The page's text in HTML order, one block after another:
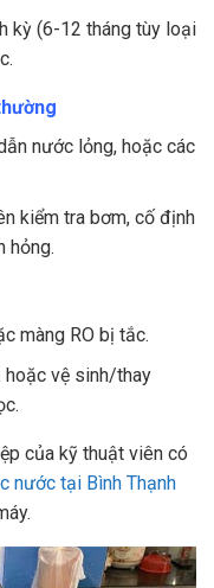
kỳ (6-12 tháng tùy loại
nước lỏng, hoặc các
kiểm tra bơm, cố định
hỏng.
màng RO bị tắc.
hoặc vệ sinh/thay
của kỹ thuật viên có
nước tại Bình Thạnh